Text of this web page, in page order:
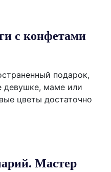
с конфетами
подарок,
девушке, маме или
цветы достаточно
Мастер